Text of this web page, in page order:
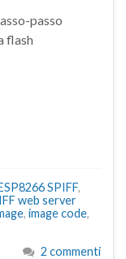
passo
flash
SPIFF,
web server
, image code,
2 commenti